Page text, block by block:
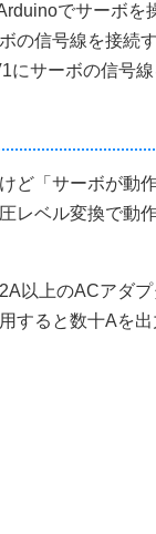
でサーボを
の信号線を接続
にサーボの信号
ど「サーボが動
レベル変換で動
以上のACアダ
すると数十Aを出